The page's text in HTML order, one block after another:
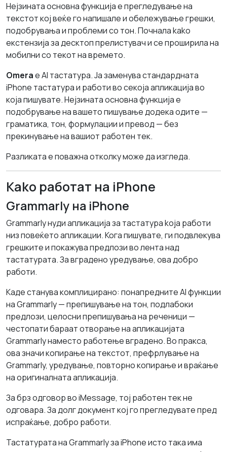
Нејзината основна функција е прегледување на
текстот кој веќе го напишале и обележување грешки,
подобрувања и проблеми со тон. Почнала kako
екстензија за десктоп прелистувач и се проширила на
мобилни со текот на времето.
Omeraе AI тастатура. Ја заменува стандардната
iPhone тастатура и работи во секоја апликација во
која пишувате. Нејзината основна функција е
подобрување на вашето пишување додека одите —
граматика, тон, формулации и превод — без
прекинување на вашиот работен тек.
Разликата е поважна отколку може да изгледа.
Kako работат на iPhone
Grammarly на iPhone
Grammarly нуди апликација за тастатура koja работи
низ повеќето апликации. Кога пишувате, ги подвлекува
грешките и покажува предлози во лента над
тастатурата. За вградено уредување, ова добро
работи.
Каде станува комплицирано: понапредните AI функции
на Grammarly — препишување на тон, подлабоки
предлози, целосни препишувања на реченици —
честопати бараат отворање на апликацијата
Grammarly наместо работење вградено. Во пракса,
ова значи копирање на текстот, префрлување на
Grammarly, уредување, повторно копирање и враќање
на оригиналната апликација.
За брз одговор во iMessage, тој работен тек не
одговара. За долг документ кој го прегледувате пред
испраќање, добро работи.
Тастатурата на Grammarly за iPhone исто така има